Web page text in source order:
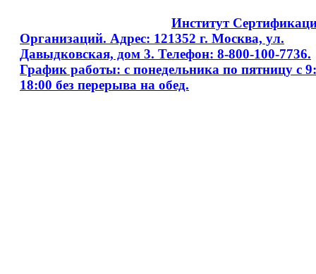
Институт
Организаций. Адрес: 121352 г. Москва, ул.
Давыдковская, дом 3. Телефон: 8-800-100-7736.
График работы: с понедельника по пятницу с
18:00 без перерыва на обед.